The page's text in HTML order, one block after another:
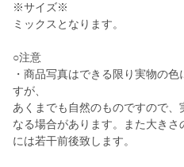
※サイズ※
ミックスとなります。
○注意
・商品写真はできる限り実物の
すが、
あくまでも自然のものですので
なる場合があります。また大き
には若干前後致します。